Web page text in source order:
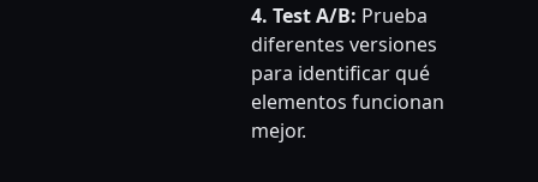
4. Test A/B: Prueba
diferentes versiones
para identificar qué
elementos funcionan
mejor.